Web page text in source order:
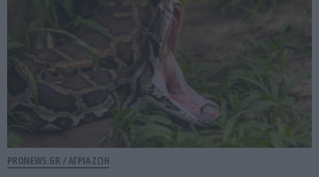
PRONEWS.GR /ΑΓΡΙΑ ΖΩΗ